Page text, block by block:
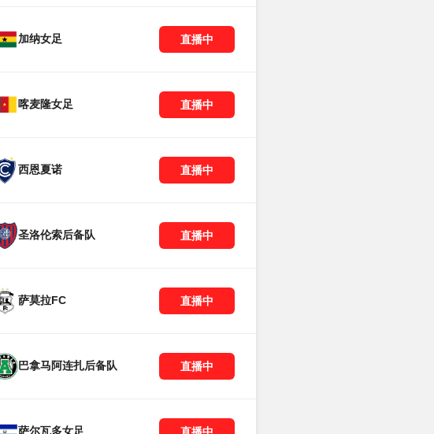
加纳女足 直播中
喀麦隆女足 直播中
西恩夏诺 直播中
圣洛伦索后备队 直播中
萨莫拉FC 直播中
巴拿马阿连扎后备队 直播中
萨尔瓦多女足